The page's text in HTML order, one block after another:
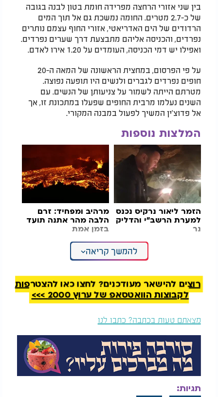
בין שני אזורי הרחצה מפרידה חומת בטון לבנה בגובה
של כ-2.7 מטרים. החומה נמשכת גם אל תוך המים
הרדודים של הים האדריאטי, אזורי החוף עצמם נותרים
נפרדים, והכניסה אליהם מתבצעת דרך שערים נפרדים.
ואפילו יש דמי הכניסה, העומדים על 1.20 אירו לאדם.
על פי הפרסום, במחצית הראשונה של המאה ה-20
חופים נפרדים לגברים ולנשים היו תופעה נפוצה.
מטרתם הייתה לשמור על צניעותן של הנשים. עם
השנים נעלמו מרבית החופים שפעלו במתכונת זו, אך
אל פדוצ'ין המשיך לפעול במבנה המקורי.
המלצות נוספות
הזמר ליאור נרקיס נכנס
למערת הרשב"י והדליק
נר
מרהיב ומפחיד: זרם
הלבה מהר אתנה תועד
בזמן אמת
תושבים רבים הביעו תמיכה בהמשך קיומה של
טריאסטה לא רוצה להסיר את החומה הזאת."
תושב נוסף כתב: "פדוצ'ין הוא חלק מהמסורת של
טריאסטה. עכשיו הוא גם נפל קורבן לתרבות הביטול."
בישראל אנחנו מכירים היטב את הוויכוח סביב החופים
הנפרדים, את הסערות הציבוריות שהם מעוררים ואת
מספרם המצומצם. דווקא הכתבה הזו, שמתארת מסורת
מקומית שקיימת כבר יותר ממאה שנה במקום שאין לה
להמשך קריאה
רוצים להישאר מעודכנים? לחצו כאן להצטרפות
לקבוצות הוואטסאפ של ערוץ 2000 >>>
מצאתם טעות בכתבה? כתבו לנו
תגיות: